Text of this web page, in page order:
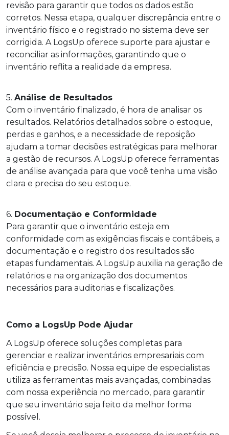
revisão para garantir que todos os dados estão
corretos. Nessa etapa, qualquer discrepância entre o
inventário físico e o registrado no sistema deve ser
corrigida. A LogsUp oferece suporte para ajustar e
reconciliar as informações, garantindo que o
inventário reflita a realidade da empresa.
5. Análise de Resultados
Com o inventário finalizado, é hora de analisar os
resultados. Relatórios detalhados sobre o estoque,
perdas e ganhos, e a necessidade de reposição
ajudam a tomar decisões estratégicas para melhorar
a gestão de recursos. A LogsUp oferece ferramentas
de análise avançada para que você tenha uma visão
clara e precisa do seu estoque.
6. Documentação e Conformidade
Para garantir que o inventário esteja em
conformidade com as exigências fiscais e contábeis, a
documentação e o registro dos resultados são
etapas fundamentais. A LogsUp auxilia na geração de
relatórios e na organização dos documentos
necessários para auditorias e fiscalizações.
Como a LogsUp Pode Ajudar
A LogsUp oferece soluções completas para
gerenciar e realizar inventários empresariais com
eficiência e precisão. Nossa equipe de especialistas
utiliza as ferramentas mais avançadas, combinadas
com nossa experiência no mercado, para garantir
que seu inventário seja feito da melhor forma
possível.